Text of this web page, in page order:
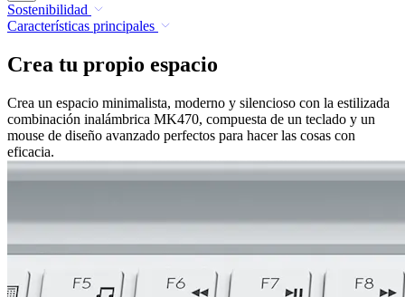
Sostenibilidad
Características principales
Crea tu propio espacio
Crea un espacio minimalista, moderno y silencioso con la estilizada
combinación inalámbrica MK470, compuesta de un teclado y un
mouse de diseño avanzado perfectos para hacer las cosas con
eficacia.